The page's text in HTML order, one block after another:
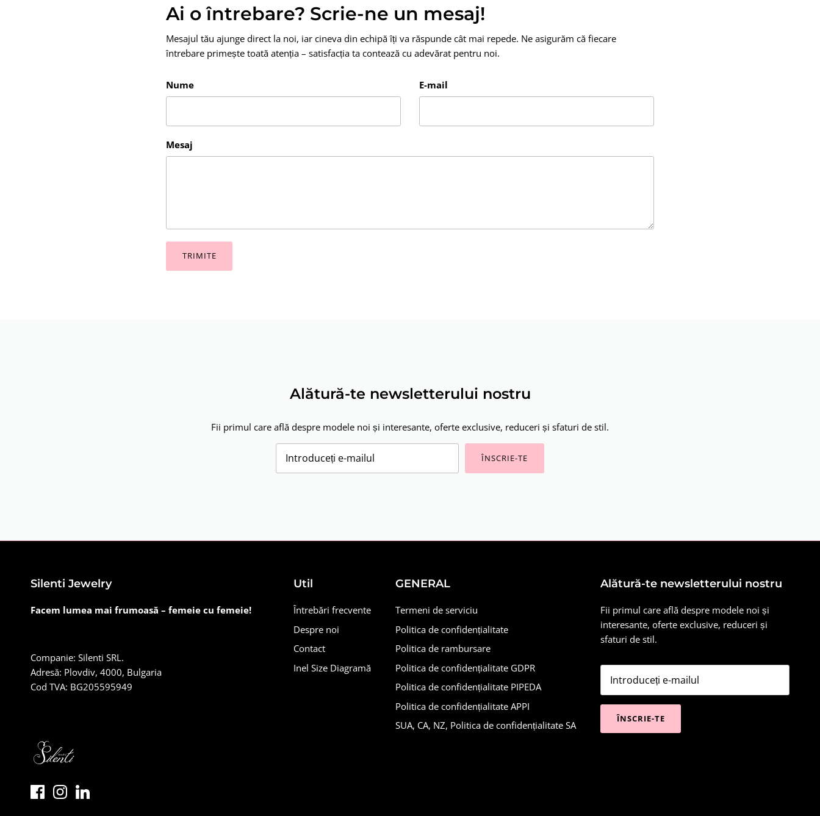
Ai o întrebare? Scrie-ne un mesaj!
Mesajul tău ajunge direct la noi, iar cineva din echipă îți va răspunde cât mai repede. Ne asigurăm că fiecare
întrebare primește toată atenția – satisfacția ta contează cu adevărat pentru noi.
Nume E-mail
Mesaj
TRIMITE
Alătură-te newsletterului nostru
Fii primul care află despre modele noi și interesante, oferte exclusive, reduceri și sfaturi de stil.
ÎNSCRIE-TE
Silenti Jewelry
Facem lumea mai frumoasă – femeie cu femeie!
Companie: Silenti SRL.
Adresă: Plovdiv, 4000, Bulgaria
Cod TVA: BG205595949
Util
Întrebări frecvente
Despre noi
Contact
Inel Size Diagramă
GENERAL
Termeni de serviciu
Politica de confidențialitate
Politica de rambursare
Politica de confidențialitate GDPR
Politica de confidențialitate PIPEDA
Politica de confidențialitate APPI
SUA, CA, NZ, Politica de confidențialitate SA
Alătură-te newsletterului nostru
Fii primul care află despre modele noi și
interesante, oferte exclusive, reduceri și
sfaturi de stil.
ÎNSCRIE-TE